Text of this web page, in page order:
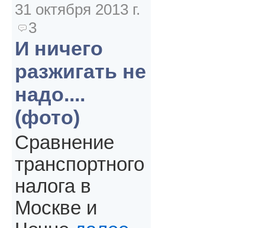
31 октября 2013 г.
3
И ничего
разжигать не
надо....
(фото)
Сравнение
транспортного
налога в
Москве и